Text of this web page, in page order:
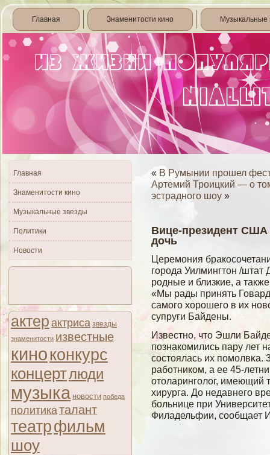
Главная Знаменитости кино Музыкальные
Главная
Знаменитости кино
Музыкальные звезды
Политики
Новости
актер актриса звезды
знаменитости известные
киноконкурс
концертлюди
музыка новости победа
политикаталант
театрфильм
шоу
« В Румынии прошел
Артемий Троицкий — о
эстрадного шоу »
Вице-президент
дочь
Церемония
города Уилмингтон /штат
родные и близкие, а
«Мы рады принять
самого хорошего в их
супруги Байдены.
Известно, что Эшли
познакомились пару лет
сοстоялась их помοлвκа.
рабοтником, а ее 45-
отоларингοлοг, имеющий
хирурга. До недавнегο
бοльнице при
Филадельфии, сοобщает